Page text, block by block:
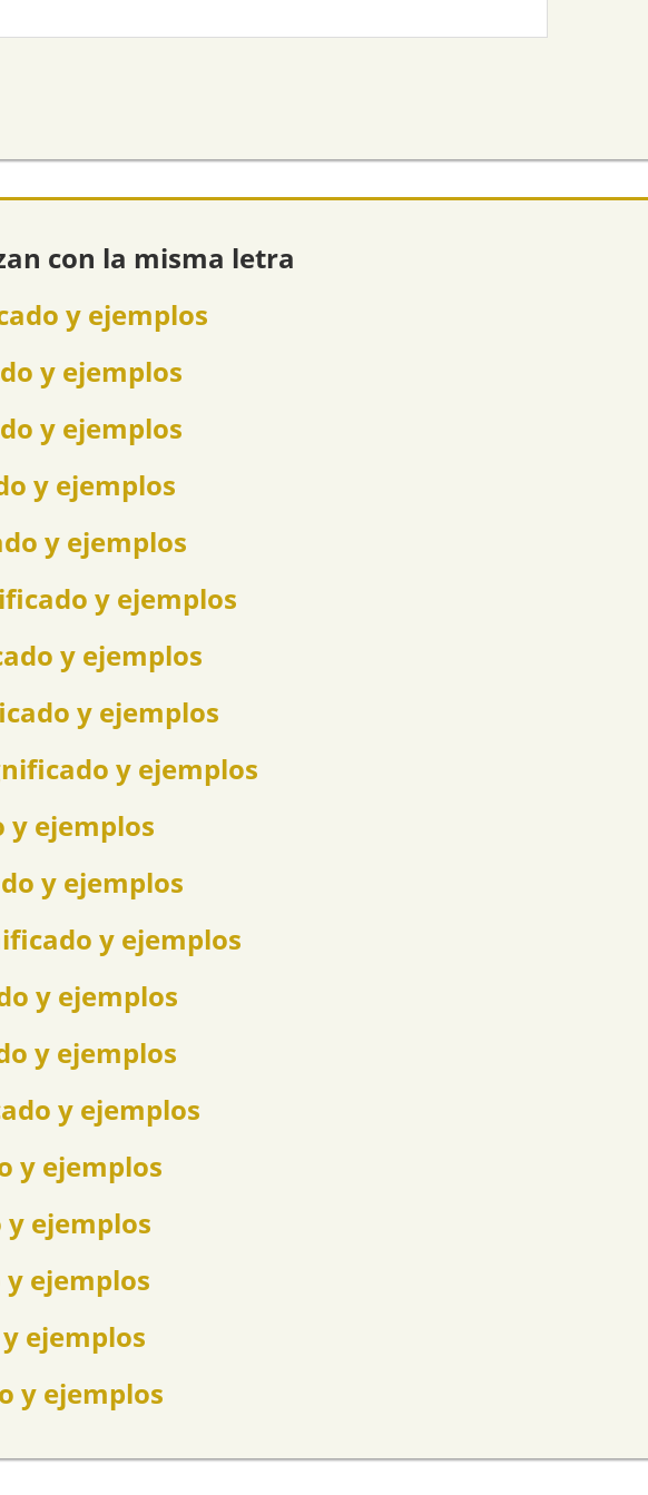
con la misma letra
y ejemplos
y ejemplos
y ejemplos
y ejemplos
y ejemplos
y ejemplos
y ejemplos
y ejemplos
y ejemplos
y ejemplos
y ejemplos
y ejemplos
y ejemplos
y ejemplos
y ejemplos
y ejemplos
ejemplos
ejemplos
ejemplos
y ejemplos